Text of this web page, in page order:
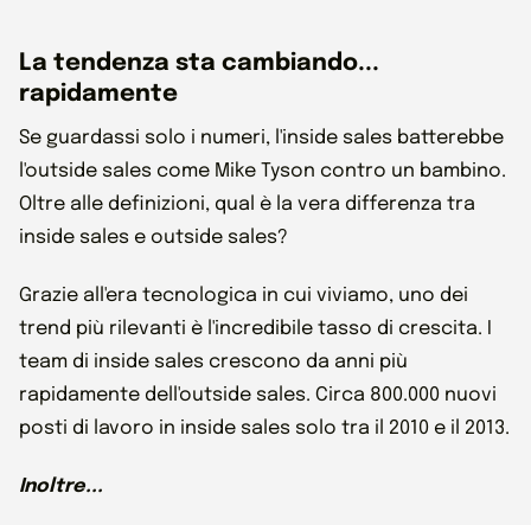
La tendenza sta cambiando...
rapidamente
Se guardassi solo i numeri, l'inside sales batterebbe
l'outside sales come Mike Tyson contro un bambino.
Oltre alle definizioni, qual è la vera differenza tra
inside sales e outside sales?
Grazie all'era tecnologica in cui viviamo, uno dei
trend più rilevanti è l'incredibile tasso di crescita. I
team di inside sales crescono da anni più
rapidamente dell'outside sales. Circa 800.000 nuovi
posti di lavoro in inside sales solo tra il 2010 e il 2013.
Inoltre...